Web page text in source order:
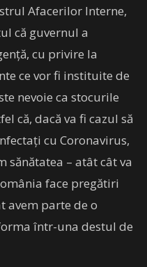
Afacerilor Interne,
că guvernul a
cu privire la
ce vor fi instituite de
nevoie ca stocurile
că, dacă va fi cazul să
cu Coronavirus,
sănătatea – atât cât va
face pregătiri
avem parte de o
într-una destul de